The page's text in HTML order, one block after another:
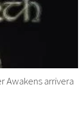
Awakens arrivera